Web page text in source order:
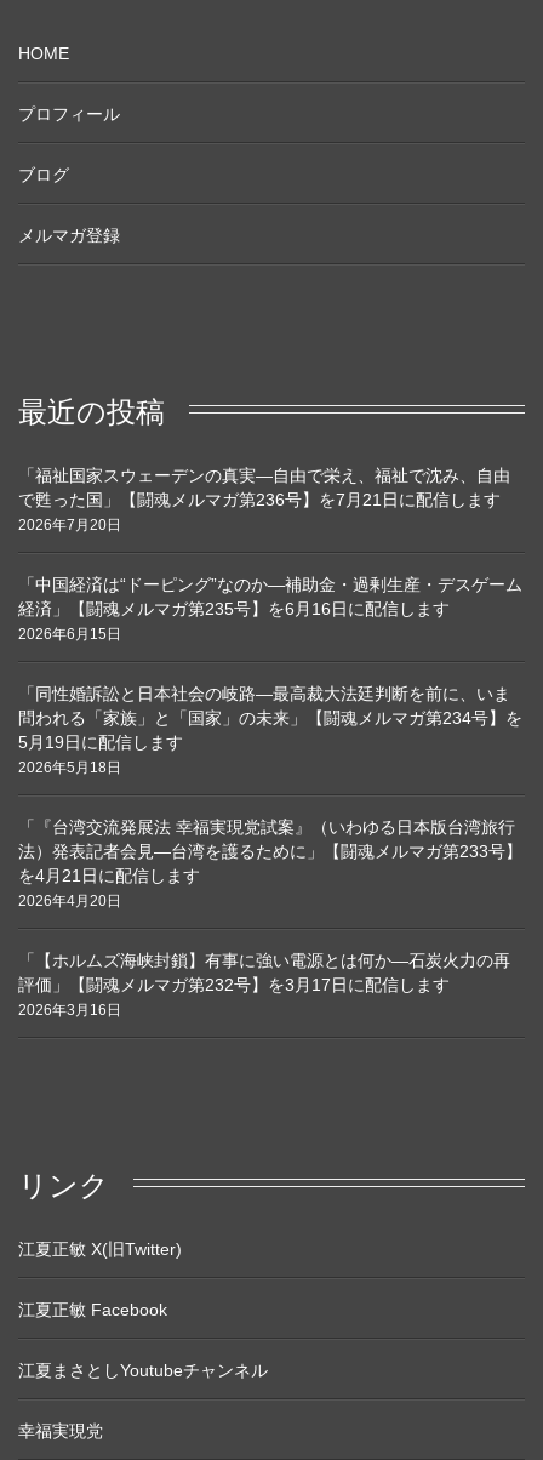
HOME
プロフィール
ブログ
メルマガ登録
最近の投稿
「福祉国家スウェーデンの真実―自由で栄え、福祉で沈み、自由
で甦った国」【闘魂メルマガ第236号】を7月21日に配信します
2026年7月20日
「中国経済は“ドーピング”なのか―補助金・過剰生産・デスゲーム
経済」【闘魂メルマガ第235号】を6月16日に配信します
2026年6月15日
「同性婚訴訟と日本社会の岐路―最高裁大法廷判断を前に、いま
問われる「家族」と「国家」の未来」【闘魂メルマガ第234号】を
5月19日に配信します
2026年5月18日
「『台湾交流発展法 幸福実現党試案』（いわゆる日本版台湾旅行
法）発表記者会見―台湾を護るために」【闘魂メルマガ第233号】
を4月21日に配信します
2026年4月20日
「【ホルムズ海峡封鎖】有事に強い電源とは何か―石炭火力の再
評価」【闘魂メルマガ第232号】を3月17日に配信します
2026年3月16日
リンク
江夏正敏 X(旧Twitter)
江夏正敏 Facebook
江夏まさとしYoutubeチャンネル
幸福実現党